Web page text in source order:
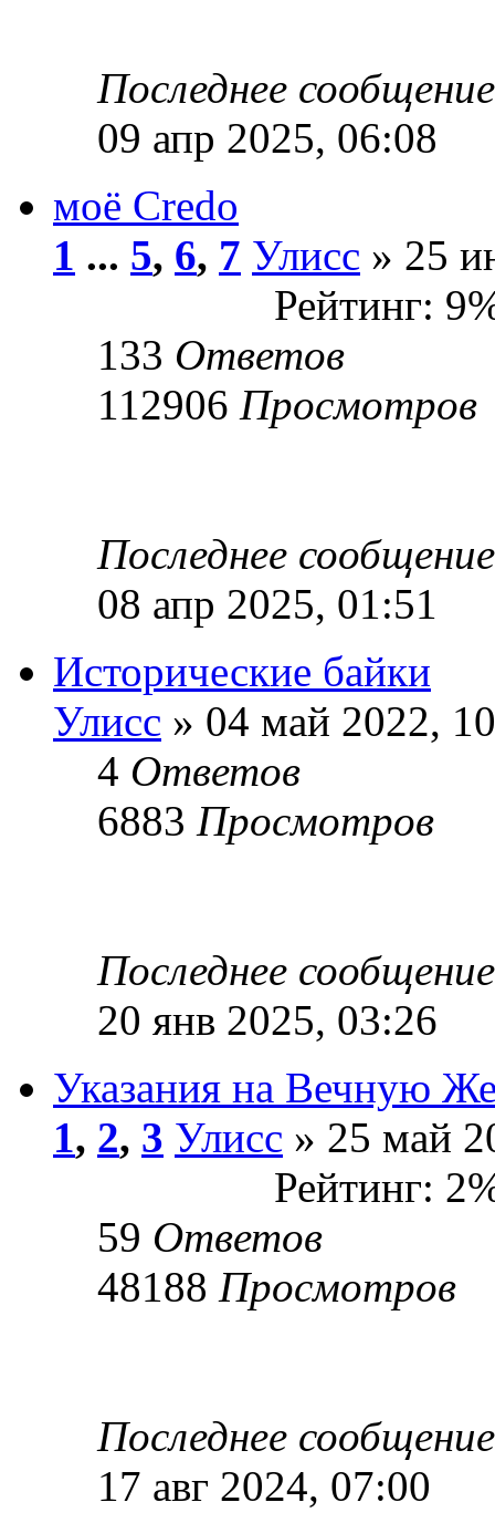
Последнее
09 апр 2025, 06:08
моё Сredo
1 ... 5, 6, 7 Улисс » 25
Рейтинг:
133 Ответов
112906 Просмотров
Последнее
08 апр 2025, 01:51
Исторические байки
Улисс » 04 май 2022,
4 Ответов
6883 Просмотров
Последнее
20 янв 2025, 03:26
Указания на Вечную
1, 2, 3 Улисс » 25 май
Рейтинг:
59 Ответов
48188 Просмотров
Последнее
17 авг 2024, 07:00